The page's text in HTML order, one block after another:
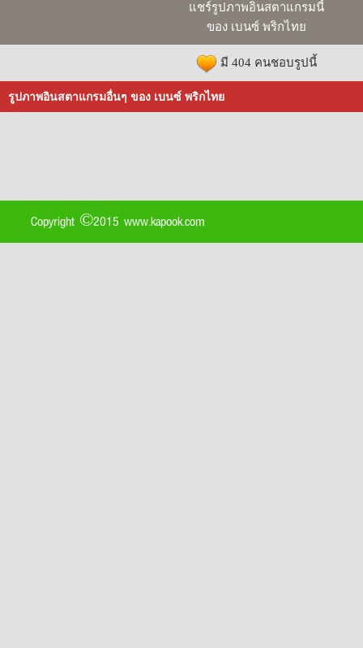
แชร์รูปภาพอินสตาแกรมนี้
ของ เบนซ์ พริกไทย
มี 404 คนชอบรูปนี้
รูปภาพอินสตาแกรมอื่นๆ ของ เบนซ์ พริกไทย
Copyright ©2015 www.kapook.com